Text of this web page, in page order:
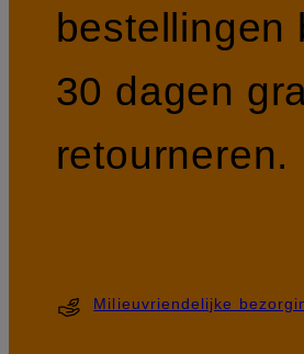
bestellingen
30 dagen
retourneren.
Milieuvriendelijke